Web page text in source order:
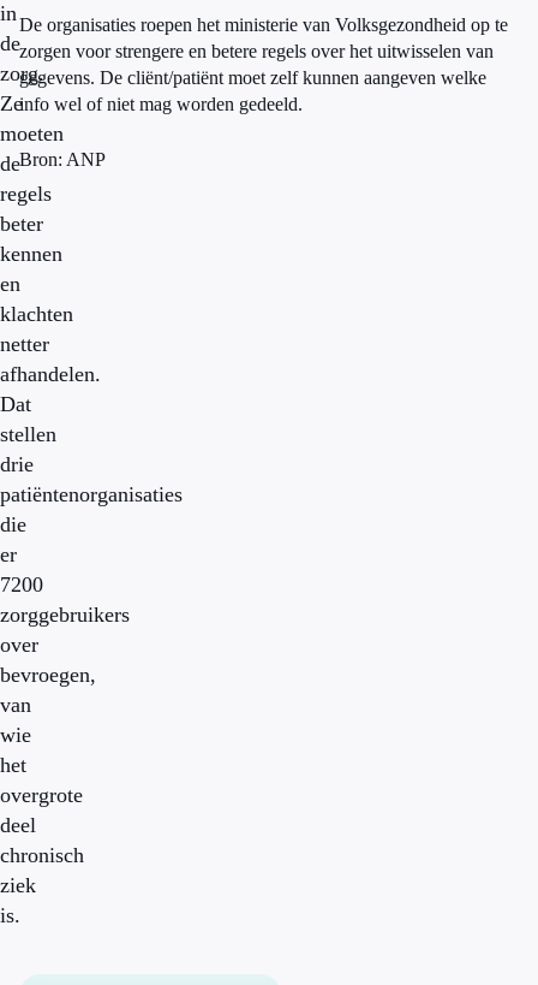
in
de
zorg.
Ze
moeten
de
regels
beter
kennen
en
klachten
netter
afhandelen.
Dat
stellen
drie
patiëntenorganisaties
die
er
7200
zorggebruikers
over
bevroegen,
van
wie
het
overgrote
deel
chronisch
ziek
is.
De organisaties roepen het ministerie van Volksgezondheid op te
zorgen voor strengere en betere regels over het uitwisselen van
gegevens. De cliënt/patiënt moet zelf kunnen aangeven welke
info wel of niet mag worden gedeeld.
Bron: ANP